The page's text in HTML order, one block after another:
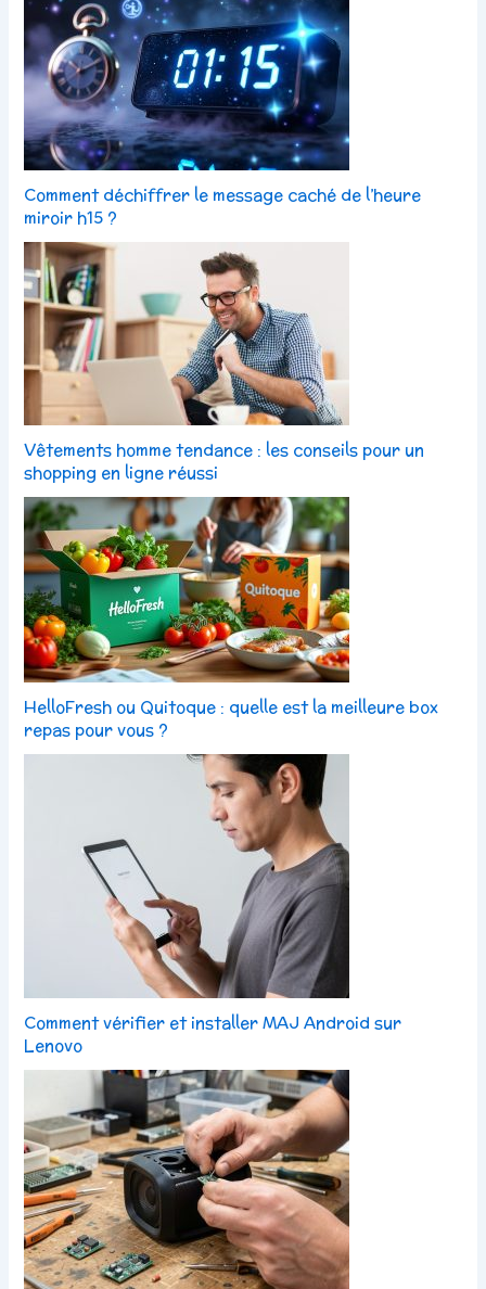
Comment déchiffrer le message caché de l’heure
miroir h15 ?
Vêtements homme tendance : les conseils pour un
shopping en ligne réussi
HelloFresh ou Quitoque : quelle est la meilleure box
repas pour vous ?
Comment vérifier et installer MAJ Android sur
Lenovo